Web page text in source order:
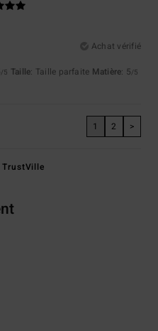
Achat vérifié
/5 Taille: Taille parfaite Matière: 5/5
1 2 >
TrustVille